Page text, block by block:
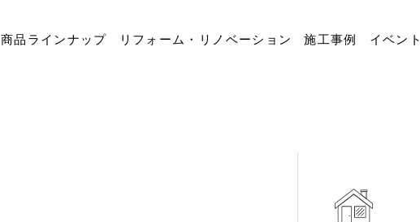
商品ラインナップ リフォーム・リノベーション 施工事例 イベント